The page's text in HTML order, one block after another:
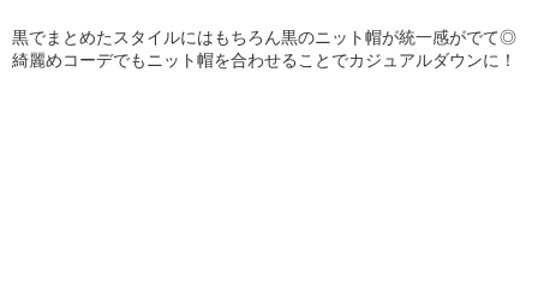
黒でまとめたスタイルにはもちろん黒のニット帽が統一感がでて◎
綺麗めコーデでもニット帽を合わせることでカジュアルダウンに！